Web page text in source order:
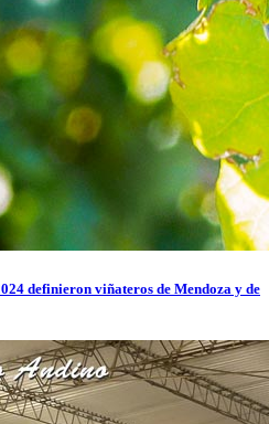
definieron viñateros de Mendoza y de